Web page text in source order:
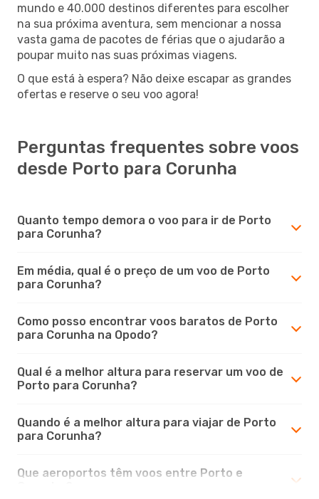
mundo e 40.000 destinos diferentes para escolher
na sua próxima aventura, sem mencionar a nossa
vasta gama de pacotes de férias que o ajudarão a
poupar muito nas suas próximas viagens.
O que está à espera? Não deixe escapar as grandes
ofertas e reserve o seu voo agora!
Perguntas frequentes sobre voos
desde Porto para Corunha
Quanto tempo demora o voo para ir de Porto
para Corunha?
Em média, qual é o preço de um voo de Porto
para Corunha?
Como posso encontrar voos baratos de Porto
para Corunha na Opodo?
Qual é a melhor altura para reservar um voo de
Porto para Corunha?
Quando é a melhor altura para viajar de Porto
para Corunha?
Que aeroportos têm voos entre Porto e